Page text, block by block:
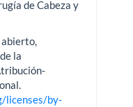
de Cabeza y
abierto,
la
licenses/by-